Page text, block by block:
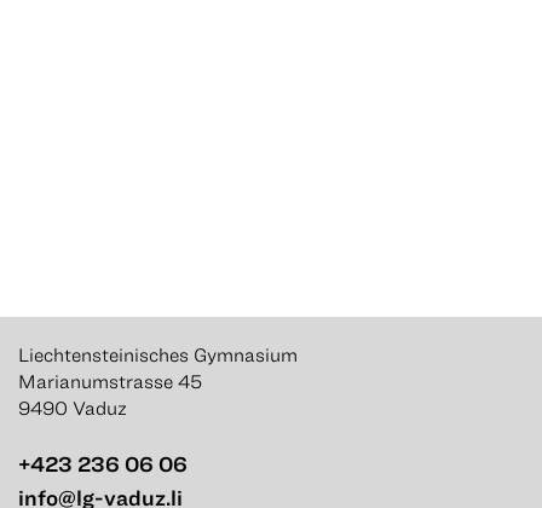
Liechtensteinisches Gymnasium
Marianumstrasse 45
9490 Vaduz
+423 236 06 06
info@lg-vaduz.li